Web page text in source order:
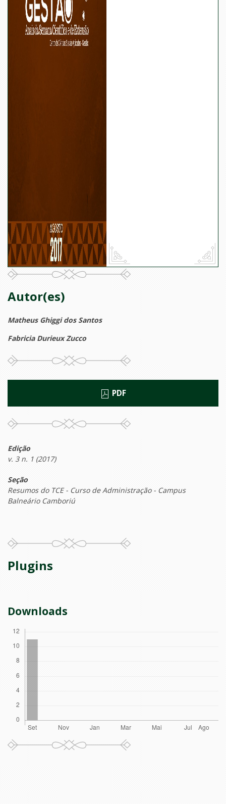
Autor(es)
Matheus Ghiggi dos Santos
Fabricia Durieux Zucco
PDF
Edição
v. 3 n. 1 (2017)
Seção
Resumos do TCE - Curso de Administração - Campus
Balneário Camboriú
Plugins
Downloads